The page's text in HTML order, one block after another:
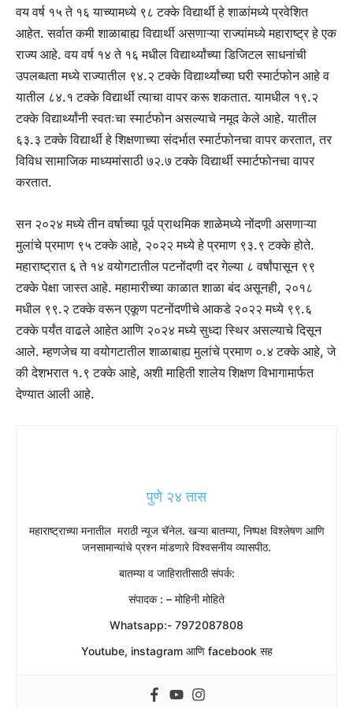
वय वर्ष १५ ते १६ याच्यामध्ये ९८ टक्के विद्यार्थी हे शाळांमध्ये प्रवेशित
आहेत. सर्वात कमी शाळाबाह्य विद्यार्थी असणाऱ्या राज्यांमध्ये महाराष्ट्र हे एक
राज्य आहे. वय वर्ष १४ ते १६ मधील विद्यार्थ्यांच्या डिजिटल साधनांची
उपलब्धता मध्ये राज्यातील ९४.२ टक्के विद्यार्थ्यांच्या घरी स्मार्टफोन आहे व
यातील ८४.१ टक्के विद्यार्थी त्याचा वापर करू शकतात. यामधील १९.२
टक्के विद्यार्थ्यांनी स्वतःचा स्मार्टफोन असल्याचे नमूद केले आहे. यातील
६३.३ टक्के विद्यार्थी हे शिक्षणाच्या संदर्भात स्मार्टफोनचा वापर करतात, तर
विविध सामाजिक माध्यमांसाठी ७२.७ टक्के विद्यार्थी स्मार्टफोनचा वापर
करतात.
सन २०२४ मध्ये तीन वर्षाच्या पूर्व प्राथमिक शाळेमध्ये नोंदणी असणाऱ्या
मुलांचे प्रमाण ९५ टक्के आहे, २०२२ मध्ये हे प्रमाण ९३.९ टक्के होते.
महाराष्ट्रात ६ ते १४ वयोगटातील पटनोंदणी दर गेल्या ८ वर्षांपासून ९९
टक्के पेक्षा जास्त आहे. महामारीच्या काळात शाळा बंद असूनही, २०१८
मधील ९९.२ टक्के वरून एकूण पटनोंदणीचे आकडे २०२२ मध्ये ९९.६
टक्के पर्यंत वाढले आहेत आणि २०२४ मध्ये सुध्दा स्थिर असल्याचे दिसून
आले. म्हणजेच या वयोगटातील शाळाबाह्य मुलांचे प्रमाण ०.४ टक्के आहे, जे
की देशभरात १.९ टक्के आहे, अशी माहिती शालेय शिक्षण विभागामार्फत
देण्यात आली आहे.
पुणे २४ तास
महाराष्ट्राच्या मनातील मराठी न्यूज चॅनेल. खऱ्या बातम्या, निष्पक्ष विश्लेषण आणि
जनसामान्यांचे प्रश्न मांडणारे विश्वसनीय व्यासपीठ.
बातम्या व जाहिरातीसाठी संपर्क:
संपादक : – मोहिनी मोहिते
Whatsapp:- 7972087808
Youtube, instagram आणि facebook सह